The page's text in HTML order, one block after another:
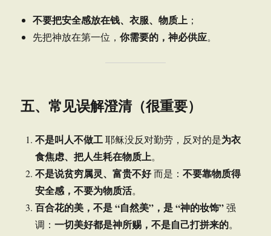
不要把安全感放在钱、衣服、物质上 ；
先把神放在第一位，你需要的，神必供应。
五、常见误解澄清（很重要）
不是叫人不做工耶稣没反对勤劳，反对的是为衣
食焦虑、把人生耗在物质上。
不是说贫穷属灵、富贵不好而是：不要靠物质得
安全感，不要为物质活。
百合花的美，不是 “自然美”，是 “神的妆饰”强
调：一切美好都是神所赐，不是自己打拼来的。